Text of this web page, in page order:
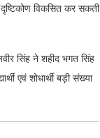
विकसित कर सकती
सिंह ने शहीद भगत सिंह
एवं शोधार्थी बड़ी संख्या